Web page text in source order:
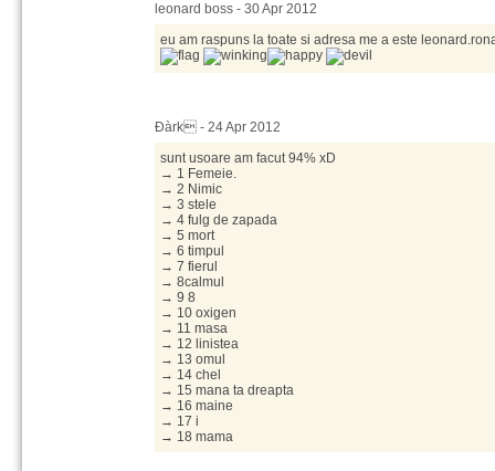
leonard boss - 30 Apr 2012
eu am raspuns la toate si adresa me a este
Ðàrk - 24 Apr 2012
sunt usoare am facut 94% xD
→ 1 Femeie.
→ 2 Nimic
→ 3 stele
→ 4 fulg de zapada
→ 5 mort
→ 6 timpul
→ 7 fierul
→ 8calmul
→ 9 8
→ 10 oxigen
→ 11 masa
→ 12 linistea
→ 13 omul
→ 14 chel
→ 15 mana ta dreapta
→ 16 maine
→ 17 i
→ 18 mama